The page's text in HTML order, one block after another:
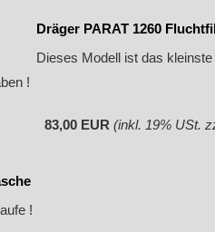
Dräger PARAT 1260
Dieses Modell ist das
!
83,00 EUR (inkl. 19% USt.
!